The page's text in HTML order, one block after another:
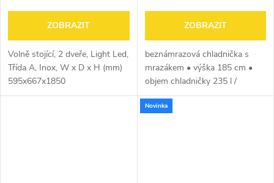
ZOBRAZIT
Volně stojící, 2 dveře, Light Led,
Třída A, Inox, W x D x H (mm)
595x667x1850
ZOBRAZIT
beznámrazová chladnička s
mrazákem • výška 185 cm •
objem chladničky 235 l /
mrazničky 120 l • energetická
třída A • 20 let záruka na
Novinka